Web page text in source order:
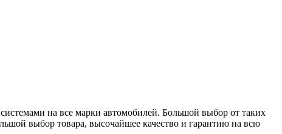
на все марки автомобилей. Большой выбор от таких
выбор товара, высочайшее качество и гарантию на всю